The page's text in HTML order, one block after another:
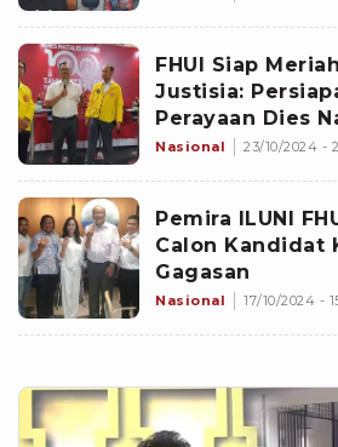
FHUI Siap
Justisia:
Perayaan Dies
Nasional 23/10/2024 -
Pemira ILUNI
Calon Kandidat
Gagasan
Nasional 17/10/2024 -